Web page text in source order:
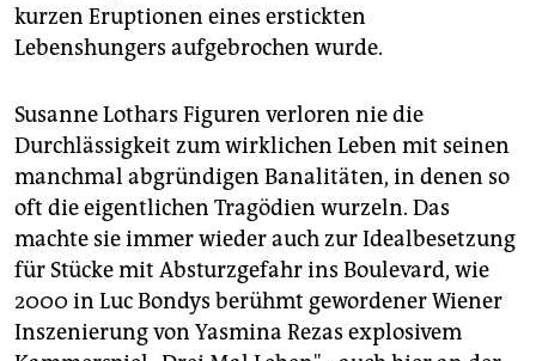
kurzen Eruptionen eines erstickten
Lebenshungers aufgebrochen wurde.
Susanne Lothars Figuren verloren nie die
Durchlässigkeit zum wirklichen Leben mit seinen
manchmal abgründigen Banalitäten, in denen so
oft die eigentlichen Tragödien wurzeln. Das
machte sie immer wieder auch zur Idealbesetzung
für Stücke mit Absturzgefahr ins Boulevard, wie
2000 in Luc Bondys berühmt gewordener Wiener
Inszenierung von Yasmina Rezas explosivem